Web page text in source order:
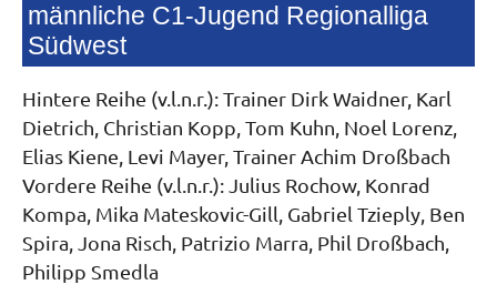
männliche C1-Jugend Regionalliga
Südwest
Hintere Reihe (v.l.n.r.): Trainer Dirk Waidner, Karl
Dietrich, Christian Kopp, Tom Kuhn, Noel Lorenz,
Elias Kiene, Levi Mayer, Trainer Achim Droßbach
Vordere Reihe (v.l.n.r.): Julius Rochow, Konrad
Kompa, Mika Mateskovic-Gill, Gabriel Tzieply, Ben
Spira, Jona Risch, Patrizio Marra, Phil Droßbach,
Philipp Smedla